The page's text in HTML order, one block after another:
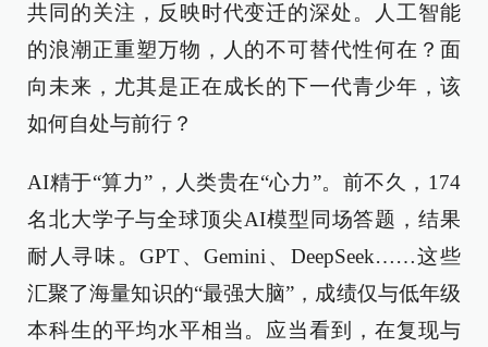
共同的关注，反映时代变迁的深处。人工智能
的浪潮正重塑万物，人的不可替代性何在？面
向未来，尤其是正在成长的下一代青少年，该
如何自处与前行？
AI精于“算力”，人类贵在“心力”。前不久，174
名北大学子与全球顶尖AI模型同场答题，结果
耐人寻味。GPT、Gemini、DeepSeek……这些
汇聚了海量知识的“最强大脑”，成绩仅与低年级
本科生的平均水平相当。应当看到，在复现与